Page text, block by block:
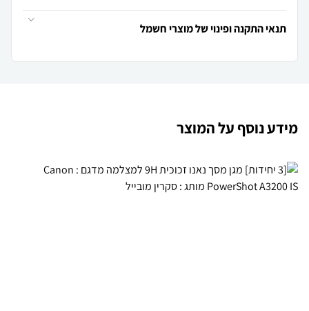
תנאי התקנה ופינוי של מוצרי חשמל
מידע נוסף על המוצר